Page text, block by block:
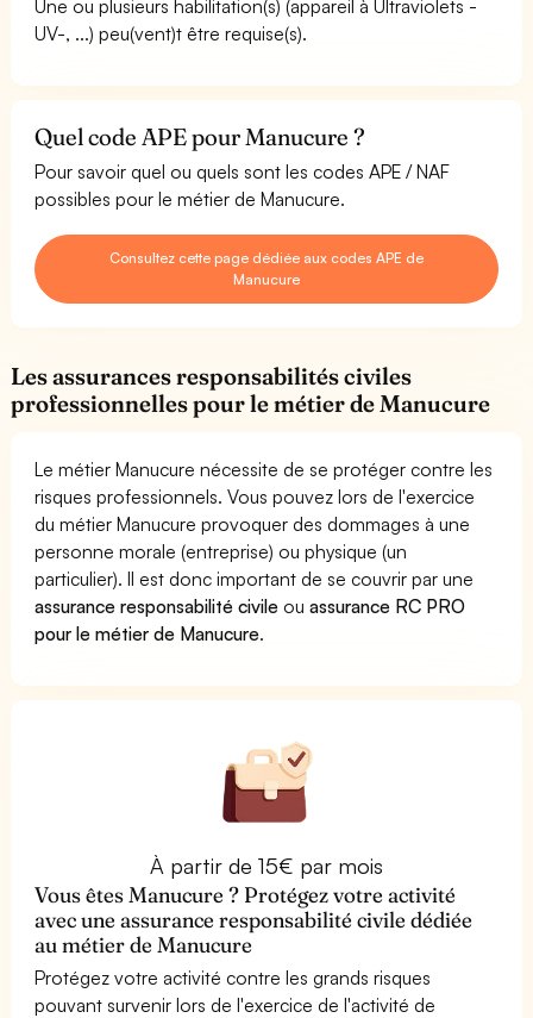
Une ou plusieurs habilitation(s) (appareil à Ultraviolets -
UV-, ...) peu(vent)t être requise(s).
Quel code APE pour Manucure ?
Pour savoir quel ou quels sont les codes APE / NAF
possibles pour le métier de Manucure.
Consultez cette page dédiée aux codes APE de
Manucure
Les assurances responsabilités civiles
professionnelles pour le métier de Manucure
Le métier Manucure nécessite de se protéger contre les
risques professionnels. Vous pouvez lors de l'exercice
du métier Manucure provoquer des dommages à une
personne morale (entreprise) ou physique (un
particulier). Il est donc important de se couvrir par une
assurance responsabilité civile ouassurance RC PRO
pour le métier de Manucure.
À partir de 15€ par mois
Vous êtes Manucure ? Protégez votre activité
avec une assurance responsabilité civile dédiée
au métier de Manucure
Protégez votre activité contre les grands risques
pouvant survenir lors de l'exercice de l'activité de